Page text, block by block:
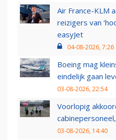
Air France-KLM
reizigers van
easyJet
04-08-2026, 7:26
Boeing mag
eindelijk gaan
03-08-2026, 22:54
Voorlopig
03-08-2026, 14:40